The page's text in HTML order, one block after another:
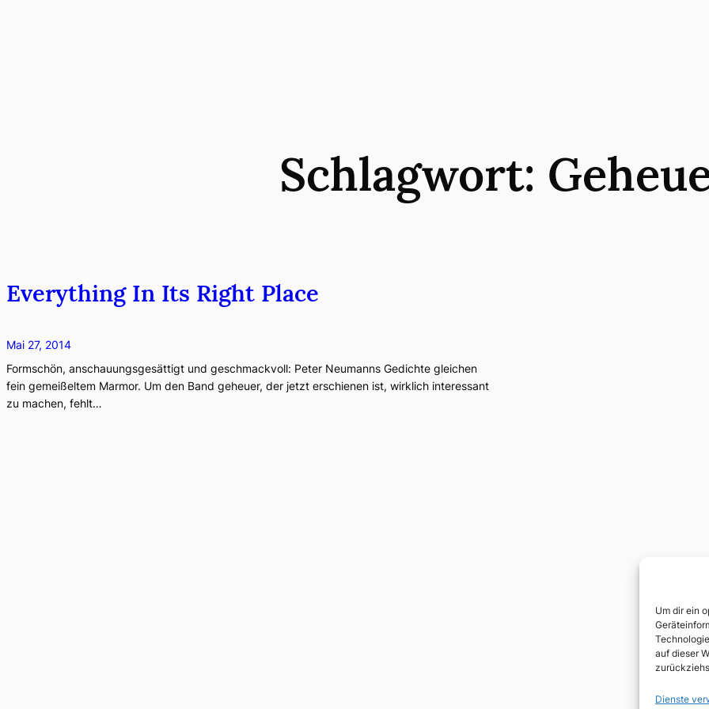
Um dir ein
auf dieser
Dienste
Schlagwort:
Everything In Its Right Place
Mai 27, 2014
Formschön, anschauungsgesättigt und geschmackvoll: Peter Neumanns Gedichte gleichen
fein gemeißeltem Marmor. Um den Band geheuer, der jetzt erschienen ist, wirklich interessant
zu machen, fehlt…